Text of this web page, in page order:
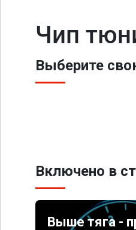
Чип
Выберите
Включено в
Выше тяга -